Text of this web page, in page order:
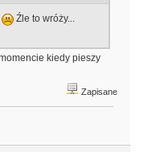
Źle to wróży...
kiedy pieszy
Zapisane